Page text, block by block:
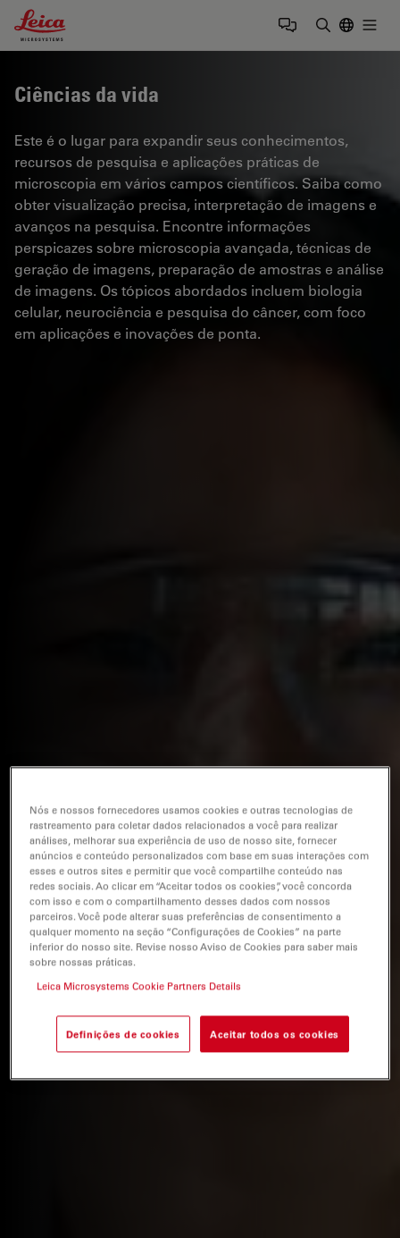
Leica Microsystems Logo
Ciências da vida
Este é o lugar para expandir seus conhecimentos,
recursos de pesquisa e aplicações práticas de
microscopia em vários campos científicos. Saiba como
obter visualização precisa, interpretação de imagens e
avanços na pesquisa. Encontre informações
perspicazes sobre microscopia avançada, técnicas de
geração de imagens, preparação de amostras e análise
de imagens. Os tópicos abordados incluem biologia
celular, neurociência e pesquisa do câncer, com foco
em aplicações e inovações de ponta.
Nós e nossos fornecedores usamos cookies e outras tecnologias de
rastreamento para coletar dados relacionados a você para realizar
análises, melhorar sua experiência de uso de nosso site, fornecer
anúncios e conteúdo personalizados com base em suas interações com
esses e outros sites e permitir que você compartilhe conteúdo nas
redes sociais. Ao clicar em “Aceitar todos os cookies”, você concorda
com isso e com o compartilhamento desses dados com nossos
parceiros. Você pode alterar suas preferências de consentimento a
qualquer momento na seção “Configurações de Cookies” na parte
inferior do nosso site. Revise nosso Aviso de Cookies para saber mais
sobre nossas práticas.
Leica Microsystems Cookie Partners Details
Definições de cookies Aceitar todos os cookies